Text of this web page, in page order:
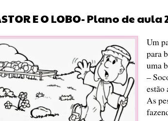
E O LOBO- Plano de aula
Um
para
uma
–
estão
As